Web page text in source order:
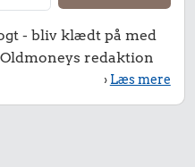
- bliv klædt på med
redaktion
› Læs mere